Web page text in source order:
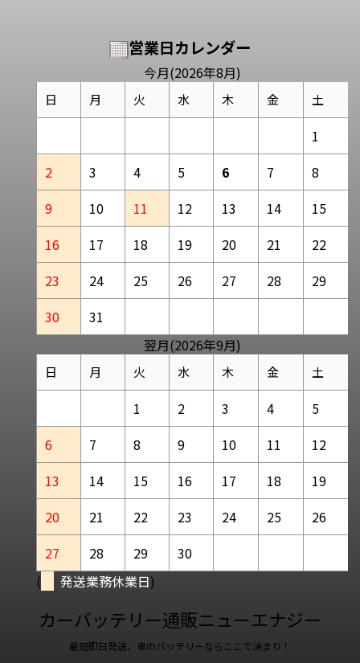
営業日カレンダー
今月(2026年8月)
日 月 火 水 木 金 土
1
2
3 4 5 6 7
8
9
10 11 12 13 14
15
16
17 18 19 20 21
22
23
24 25 26 27 28
29
30
31
翌月(2026年9月)
日 月 火 水 木 金 土
1 2 3 4
5
6
7 8 9 10 11
12
13
14 15 16 17 18
19
20
21 22 23 24 25
26
27
28 29
30
(
発送業務休業日)
カーバッテリー通販ニューエナジー
最短即日発送、車のバッテリーならここで決まり！